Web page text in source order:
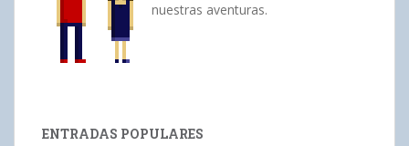
nuestras aventuras.
ENTRADAS POPULARES